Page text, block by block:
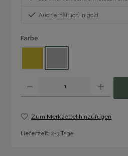
Auch erhältlich in gold
Farbe
Zum Merkzettel hinzufügen
Lieferzeit: 2-3 Tage